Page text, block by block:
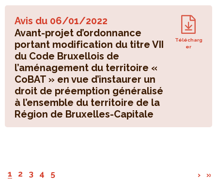
Avis du 06/01/2022
Avant-projet d’ordonnance
portant modification du titre VII
du Code Bruxellois de
l’aménagement du territoire «
CoBAT » en vue d’instaurer un
droit de préemption généralisé
à l’ensemble du territoire de la
Région de Bruxelles-Capitale
Télécharg
er
1 2 3 4 5